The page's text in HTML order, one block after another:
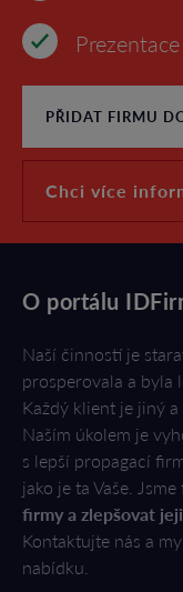
PŘIDAT FIRMU
Chci více
O portálu
Naší činností je
prosperovala a byla
Každý klient je jiný
Naším úkolem je
s lepší propagací
jako je ta Vaše.
firmy a zlepšovat
Kontaktujte nás a
nabídku.